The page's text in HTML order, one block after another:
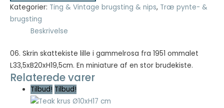
skattekiste
lille
fra
1951
ommalet
L33,5xB20xH19,5cm
Kategorier: Ting & Vintage brugsting & nips, Træ pynte- &
brugsting
Beskrivelse
06. Skrin skattekiste lille i gammelrosa fra 1951 ommalet
L33,5xB20xH19,5cm. En miniature af en stor brudekiste.
Relaterede varer
Tilbud! Tilbud!
grundlæggende
funktioner
såsom side-
områder af
hjemmesiden.
Hjemmesiden
kan ikke fungere
ordentligt uden